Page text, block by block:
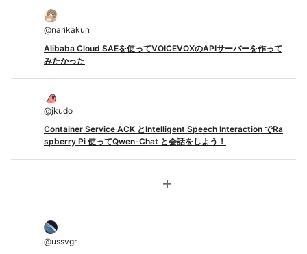
@narikakun
Alibaba Cloud SAEを使ってVOICEVOXのAPIサーバーを作って
みたかった
@jkudo
Container Service ACK とIntelligent Speech Interaction でRa
spberry Pi 使ってQwen-Chat と会話をしよう！
add
@ussvgr